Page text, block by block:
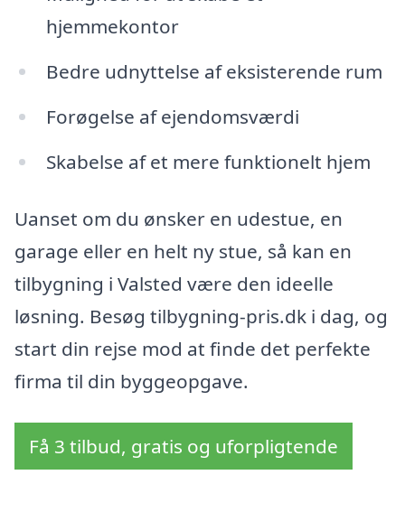
hjemmekontor
Bedre udnyttelse af eksisterende rum
Forøgelse af ejendomsværdi
Skabelse af et mere funktionelt hjem
Uanset om du ønsker en udestue, en
garage eller en helt ny stue, så kan en
tilbygning i Valsted være den ideelle
løsning. Besøg tilbygning-pris.dk i dag, og
start din rejse mod at finde det perfekte
firma til din byggeopgave.
Få 3 tilbud, gratis og uforpligtende